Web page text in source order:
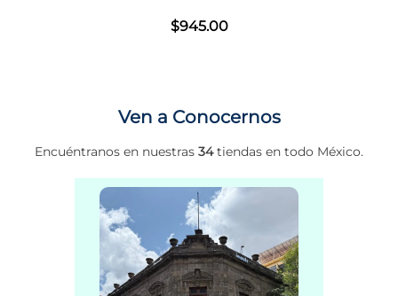
$945.00
Ven a Conocernos
Encuéntranos en nuestras 34tiendas en todo México.